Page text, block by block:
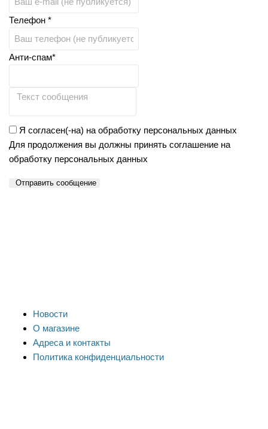
Телефон *
Анти-спам*
Я согласен(-на) на обработку персональных данных
Для продолжения вы должны принять соглашение на
обработку персональных данных
Отправить сообщение
Новости
О магазине
Адреса и контакты
Политика конфиденциальности